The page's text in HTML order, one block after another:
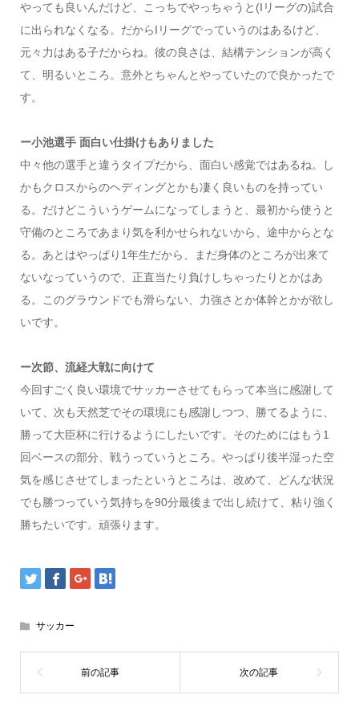
やっても良いんだけど、こっちでやっちゃうと(Iリーグの)試合
に出られなくなる。だからIリーグでっていうのはあるけど、
元々力はある子だからね。彼の良さは、結構テンションが高く
て、明るいところ。意外とちゃんとやっていたので良かったで
す。
ー小池選手 面白い仕掛けもありました
中々他の選手と違うタイプだから、面白い感覚ではあるね。し
かもクロスからのヘディングとかも凄く良いものを持ってい
る。だけどこういうゲームになってしまうと、最初から使うと
守備のところであまり気を利かせられないから、途中からとな
る。あとはやっぱり1年生だから、まだ身体のところが出来て
ないなっていうので、正直当たり負けしちゃったりとかはあ
る。このグラウンドでも滑らない、力強さとか体幹とかが欲し
いです。
ー次節、流経大戦に向けて
今回すごく良い環境でサッカーさせてもらって本当に感謝して
いて、次も天然芝でその環境にも感謝しつつ、勝てるように、
勝って大臣杯に行けるようにしたいです。そのためにはもう1
回ベースの部分、戦うっていうところ。やっぱり後半湿った空
気を感じさせてしまったというところは、改めて、どんな状況
でも勝つっていう気持ちを90分最後まで出し続けて、粘り強く
勝ちたいです。頑張ります。
サッカー